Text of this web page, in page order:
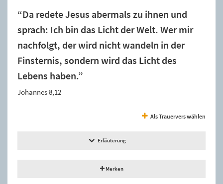
“Da redete Jesus abermals zu ihnen und
sprach: Ich bin das Licht der Welt. Wer mir
nachfolgt, der wird nicht wandeln in der
Finsternis, sondern wird das Licht des
Lebens haben.”
Johannes 8,12
Als Trauervers wählen
Erläuterung
Merken